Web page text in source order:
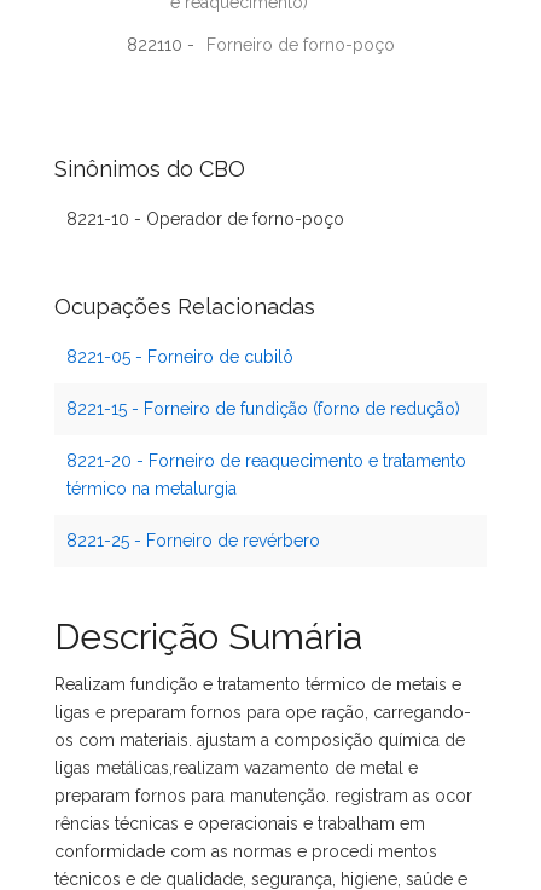
822110 - Forneiro de forno-poço
Sinônimos do CBO
8221-10 - Operador de forno-poço
Ocupações Relacionadas
8221-05 - Forneiro de cubilô
8221-15 - Forneiro de fundição (forno de redução)
8221-20 - Forneiro de reaquecimento e tratamento
térmico na metalurgia
8221-25 - Forneiro de revérbero
Descrição Sumária
Realizam fundição e tratamento térmico de metais e
ligas e preparam fornos para ope ração, carregando-
os com materiais. ajustam a composição química de
ligas metálicas,realizam vazamento de metal e
preparam fornos para manutenção. registram as ocor
rências técnicas e operacionais e trabalham em
conformidade com as normas e procedi mentos
técnicos e de qualidade, segurança, higiene, saúde e